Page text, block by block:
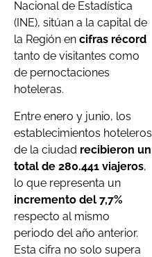
Nacional de Estadística
(INE), sitúan a la capital de
la Región en cifras récord
tanto de visitantes como
de pernoctaciones
hoteleras.
Entre enero y junio, los
establecimientos hoteleros
de la ciudad recibieron un
total de 280.441 viajeros,
lo que representa un
incremento del 7,7%
respecto al mismo
periodo del año anterior.
Esta cifra no solo supera